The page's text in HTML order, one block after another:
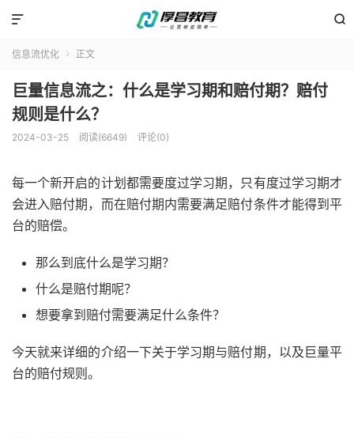


信息流优化  正文
巨量信息流之：什么是学习期和赔付期？赔付
规则是什么？
2024-03-25 阅读(6649) 评论(0)
每一个新开启的计划都需要度过学习期，只有度过学习期才
会进入赔付期，而在赔付期内需要满足赔付条件才能得到平
台的赔偿。
那么到底什么是学习期？
什么是赔付期呢？
想要拿到赔付需要满足什么条件？
今天就来详细的介绍一下关于学习期与赔付期，以及巨量平
台的赔付规则。